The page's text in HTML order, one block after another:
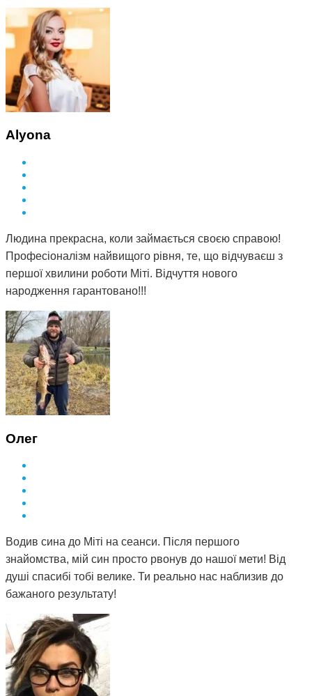
Alyona
Людина прекрасна, коли займається своєю справою!
Професіоналізм найвищого рівня, те, що відчуваєш з
першої хвилини роботи Міті. Відчуття нового
народження гарантовано!!!
Олег
Водив сина до Міті на сеанси. Після першого
знайомства, мій син просто рвонув до нашої мети! Від
душі спасибі тобі велике. Ти реально нас наблизив до
бажаного результату!